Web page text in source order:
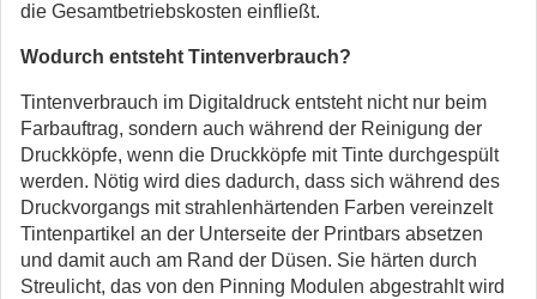
die Gesamtbetriebskosten einfließt.
Wodurch entsteht Tintenverbrauch?
Tintenverbrauch im Digitaldruck entsteht nicht nur beim
Farbauftrag, sondern auch während der Reinigung der
Druckköpfe, wenn die Druckköpfe mit Tinte durchgespült
werden. Nötig wird dies dadurch, dass sich während des
Druckvorgangs mit strahlenhärtenden Farben vereinzelt
Tintenpartikel an der Unterseite der Printbars absetzen
und damit auch am Rand der Düsen. Sie härten durch
Streulicht, das von den Pinning Modulen abgestrahlt wird